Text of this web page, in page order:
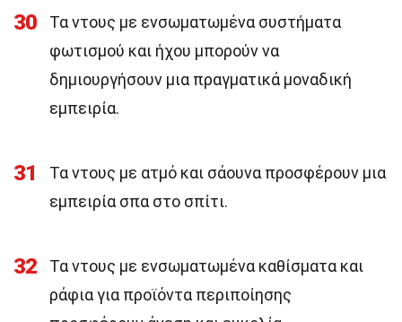
30
Τα ντους με ενσωματωμένα συστήματα
φωτισμού και ήχου μπορούν να
δημιουργήσουν μια πραγματικά μοναδική
εμπειρία.
31
Τα ντους με ατμό και σάουνα προσφέρουν μια
εμπειρία σπα στο σπίτι.
32
Τα ντους με ενσωματωμένα καθίσματα και
ράφια για προϊόντα περιποίησης